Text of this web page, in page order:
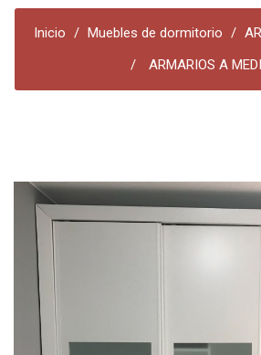
Inicio Muebles de dormitorio
ARMARIOS A